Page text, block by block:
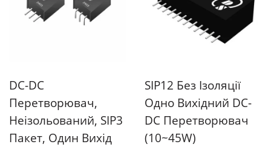
DC-DC
Перетворювач,
Неізольований, SIP3
Пакет, Один Вихід
SIP12 Без Ізоляції
Одно Вихідний DC-
DC Перетворювач
(10~45W)